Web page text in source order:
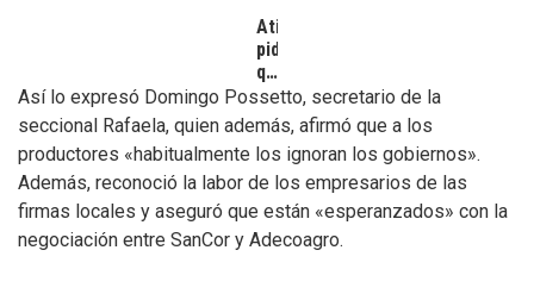
Atilra
pide
que
se
atiendan
inconvenientes
de
los
tamberos
Así lo expresó Domingo Possetto, secretario de la
seccional Rafaela, quien además, afirmó que a los
productores «habitualmente los ignoran los gobiernos».
Además, reconoció la labor de los empresarios de las
firmas locales y aseguró que están «esperanzados» con la
negociación entre SanCor y Adecoagro.